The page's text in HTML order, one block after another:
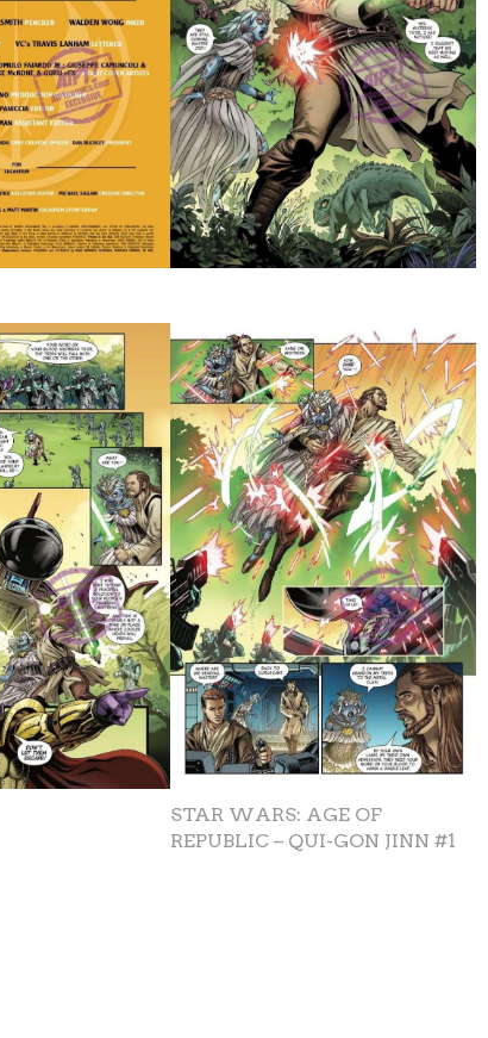
STAR WARS: AGE OF
REPUBLIC – QUI-GON JINN #1